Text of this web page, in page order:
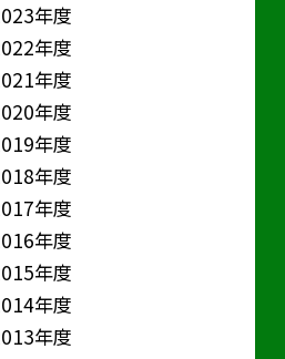
年度
年度
年度
年度
年度
年度
年度
年度
年度
年度
年度